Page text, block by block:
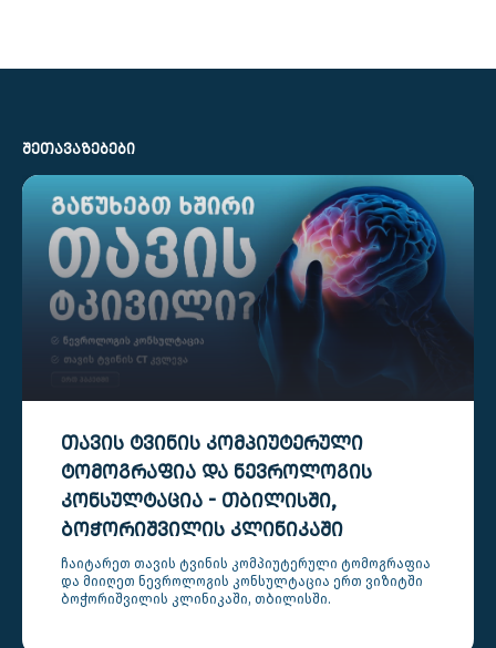
ᲨᲔᲗᲐᲕᲐᲖᲔᲑᲔᲑᲘ
ᲗᲐᲕᲘᲡ ᲢᲕᲘᲜᲘᲡ ᲙᲝᲛᲞᲘᲣᲢᲔᲠᲣᲚᲘ
ᲢᲝᲛᲝᲒᲠᲐᲤᲘᲐ ᲓᲐ ᲜᲔᲕᲠᲝᲚᲝᲒᲘᲡ
ᲙᲝᲜᲡᲣᲚᲢᲐᲪᲘᲐ - ᲗᲑᲘᲚᲘᲡᲨᲘ,
ᲑᲝᲭᲝᲠᲘᲨᲕᲘᲚᲘᲡ ᲙᲚᲘᲜᲘᲙᲐᲨᲘ
ჩაიტარეთ თავის ტვინის კომპიუტერული ტომოგრაფია
და მიიღეთ ნევროლოგის კონსულტაცია ერთ ვიზიტში
ბოჭორიშვილის კლინიკაში, თბილისში.